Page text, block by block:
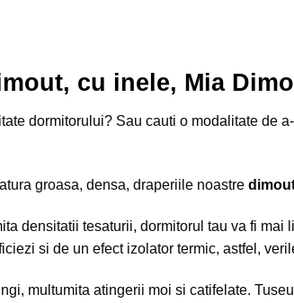
cu inele, Mia
dormitorului? Sau cauti o modalitate de
groasa, densa, draperiile noastre
densitatii tesaturii, dormitorul tau va fi
si de un efect izolator termic, astfel,
multumita atingerii moi si catifelate.